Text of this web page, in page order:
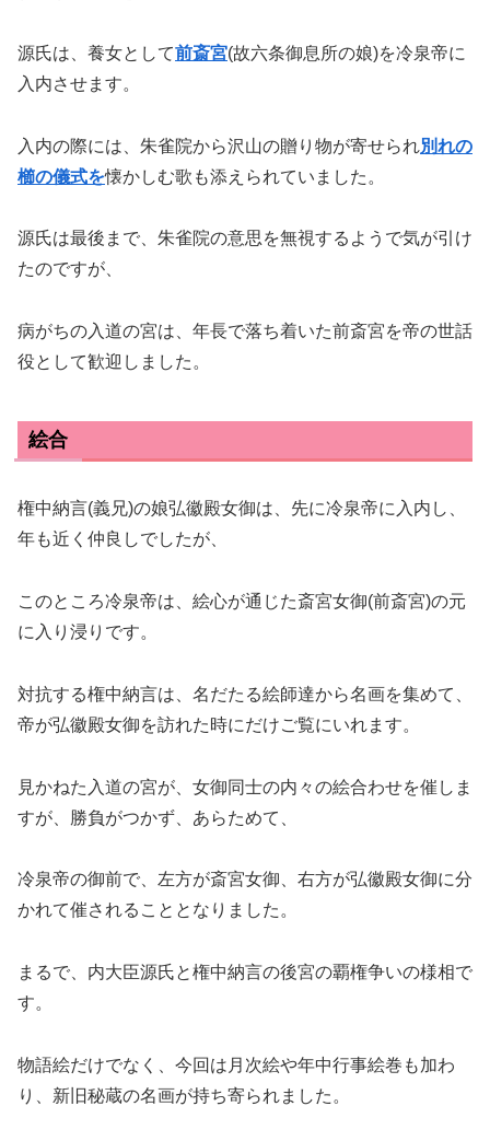
源氏は、養女として前斎宮(故六条御息所の娘)を冷泉帝に
入内させます。
入内の際には、朱雀院から沢山の贈り物が寄せられ別れの
櫛の儀式を懐かしむ歌も添えられていました。
源氏は最後まで、朱雀院の意思を無視するようで気が引け
たのですが、
病がちの入道の宮は、年長で落ち着いた前斎宮を帝の世話
役として歓迎しました。
絵合
権中納言(義兄)の娘弘徽殿女御は、先に冷泉帝に入内し、
年も近く仲良しでしたが、
このところ冷泉帝は、絵心が通じた斎宮女御(前斎宮)の元
に入り浸りです。
対抗する権中納言は、名だたる絵師達から名画を集めて、
帝が弘徽殿女御を訪れた時にだけご覧にいれます。
見かねた入道の宮が、女御同士の内々の絵合わせを催しま
すが、勝負がつかず、あらためて、
冷泉帝の御前で、左方が斎宮女御、右方が弘徽殿女御に分
かれて催されることとなりました。
まるで、内大臣源氏と権中納言の後宮の覇権争いの様相で
す。
物語絵だけでなく、今回は月次絵や年中行事絵巻も加わ
り、新旧秘蔵の名画が持ち寄られました。